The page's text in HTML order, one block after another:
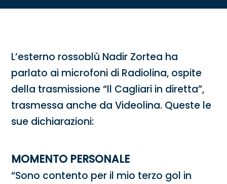
L’esterno rossoblù Nadir Zortea ha
parlato ai microfoni di Radiolina, ospite
della trasmissione “Il Cagliari in diretta”,
trasmessa anche da Videolina. Queste le
sue dichiarazioni:
MOMENTO PERSONALE
“Sono contento per il mio terzo gol in